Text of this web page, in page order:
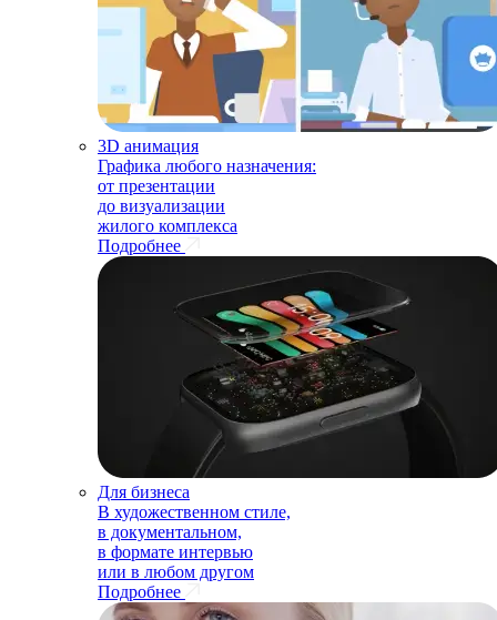
3D анимация
Графика любого назначения:
от презентации
до визуализации
жилого комплекса
Подробнее
Для бизнеса
В художественном стиле,
в документальном,
в формате интервью
или в любом другом
Подробнее